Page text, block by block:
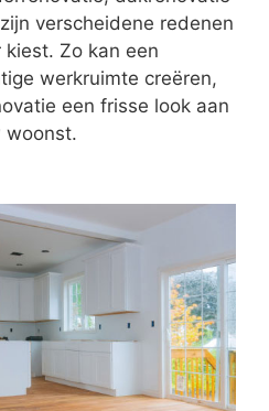
verscheidene redenen
Zo kan een
werkruimte creëren,
een frisse look aan
woonst.